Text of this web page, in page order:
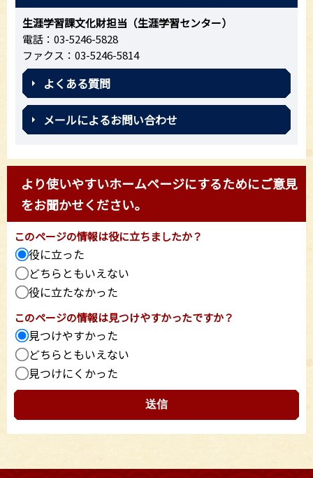
生涯学習課文化財担当（生涯学習センター）
電話：03-5246-5828
ファクス：03-5246-5814
よくある質問
メールによるお問い合わせ
より使いやすいホームページにするためにご意見
をお聞かせください。
このページの情報は役に立ちましたか？
役に立った
どちらともいえない
役に立たなかった
このページの情報は見つけやすかったですか？
見つけやすかった
どちらともいえない
見つけにくかった